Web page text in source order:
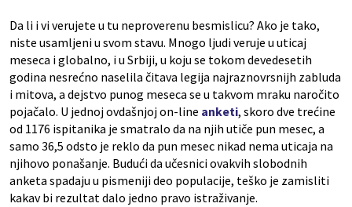
Da li i vi verujete u tu neproverenu besmislicu? Ako je tako,
niste usamljeni u svom stavu. Mnogo ljudi veruje u uticaj
meseca i globalno, i u Srbiji, u koju se tokom devedesetih
godina nesrećno naselila čitava legija najraznovrsnijh zabluda
i mitova, a dejstvo punog meseca se u takvom mraku naročito
pojačalo. U jednoj ovdašnjoj on-line anketi, skoro dve trećine
od 1176 ispitanika je smatralo da na njih utiče pun mesec, a
samo 36,5 odsto je reklo da pun mesec nikad nema uticaja na
njihovo ponašanje. Budući da učesnici ovakvih slobodnih
anketa spadaju u pismeniji deo populacije, teško je zamisliti
kakav bi rezultat dalo jedno pravo istraživanje.